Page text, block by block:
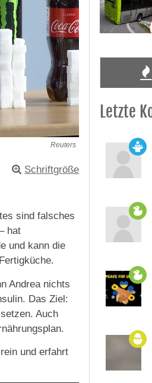
Reuters
Schriftgröße
sind falsches
hat
und kann die
Andrea nichts
Das Ziel:
Auch
und erfahrt
Letzte